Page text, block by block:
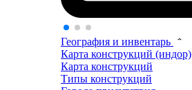
География и инвентарь
Карта конструкций (индор)
Карта конструкций
Типы конструкций